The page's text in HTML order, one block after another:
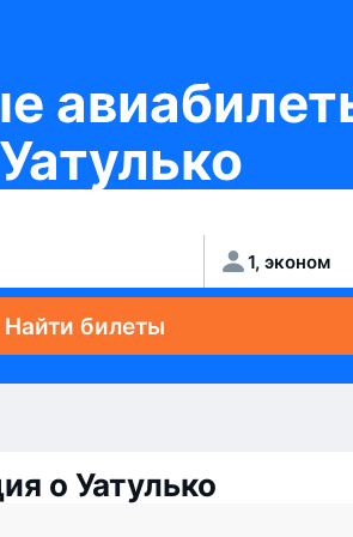
1, эконом
Найти билеты
о Уатулько